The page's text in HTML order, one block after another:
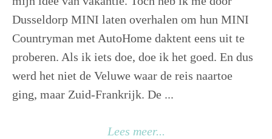
Dusseldorp MINI laten overhalen om hun MINI
Countryman met AutoHome daktent eens uit te
proberen. Als ik iets doe, doe ik het goed. En dus
werd het niet de Veluwe waar de reis naartoe
ging, maar Zuid-Frankrijk. De ...
Lees meer...